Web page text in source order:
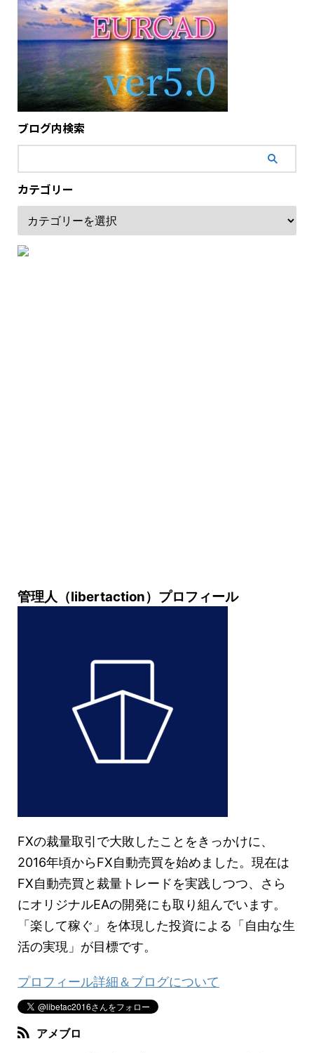
ブログ内検索
カテゴリー
管理人（libertaction）プロフィール
FXの裁量取引で大敗したことをきっかけに、
2016年頃からFX自動売買を始めました。現在は
FX自動売買と裁量トレードを実践しつつ、さら
にオリジナルEAの開発にも取り組んでいます。
「楽して稼ぐ」を体現した投資による「自由な生
活の実現」が目標です。
プロフィール詳細＆ブログについて
アメブロ